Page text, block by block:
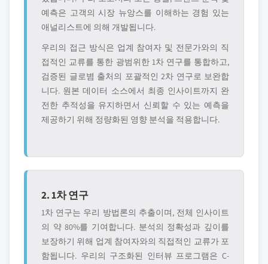
예측은 고객의 시장 뉴앙스를 이해하는 경험 있는
애널리스트에 의해 개발됩니다.
우리의 접근 방식은 업계 참여자 및 전문가와의 직
접적인 교류를 통한 광범위한 1차 연구를 통합하고,
검증된 글로볌 출처의 포괄적인 2차 연구로 보완합
니다. 원본 데이터 소스에서 최종 인사이트까지 완
전한 추적성을 유지하면서 신뢰할 수 있는 예측을
제공하기 위해 정량화된 영향 분석을 적용합니다.
2. 1차 연구
1차 연구는 우리 방법론의 추출이며, 전체 인사이트
의 약 80%를 기여합니다. 분석의 정확성과 깊이를
보장하기 위해 업계 참여자와의 직접적인 교류가 포
함됩니다. 우리의 구조화된 인터뷰 프로그램은 C-